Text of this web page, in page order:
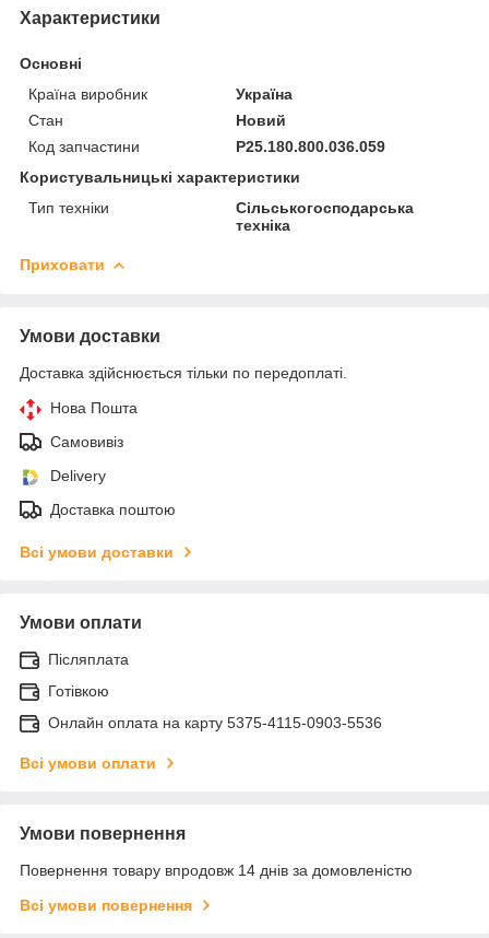
Характеристики
Основні
Країна виробник
Україна
Стан
Новий
Код запчастини
Р25.180.800.036.059
Користувальницькі характеристики
Тип техніки
Сільськогосподарська
техніка
Приховати
Умови доставки
Доставка здійснюється тільки по передоплаті.
Нова Пошта
Самовивіз
Delivery
Доставка поштою
Всі умови доставки
Умови оплати
Післяплата
Готівкою
Онлайн оплата на карту 5375-4115-0903-5536
Всі умови оплати
Умови повернення
Повернення товару впродовж 14 днів за домовленістю
Всі умови повернення